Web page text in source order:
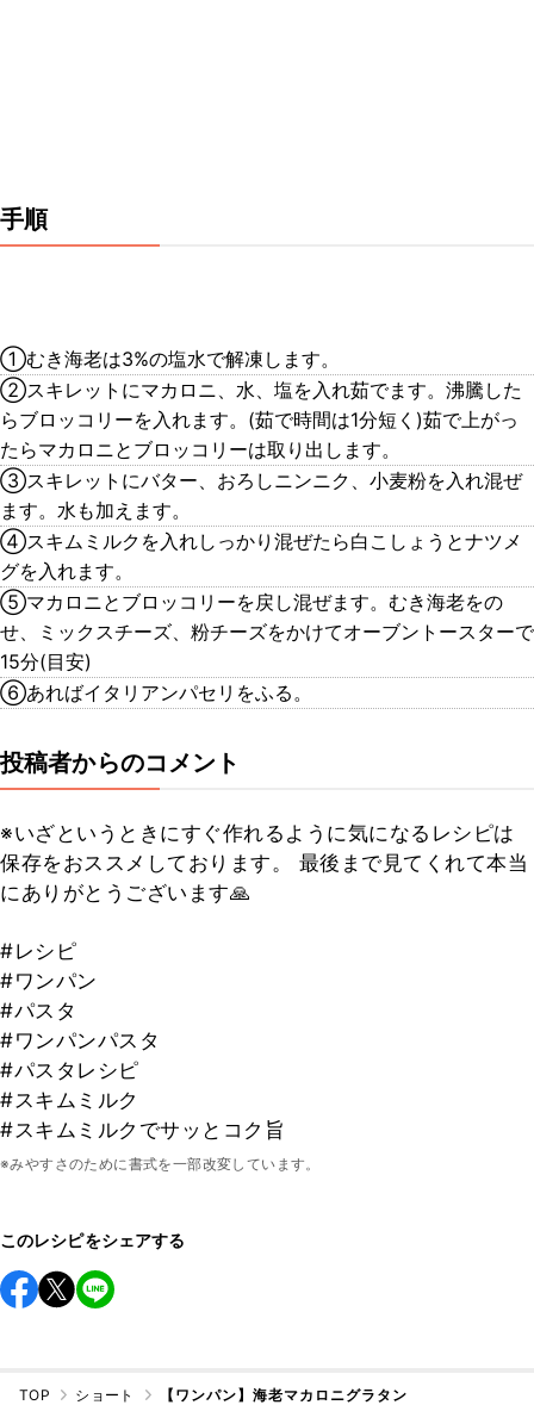
手順
①むき海老は3%の塩水で解凍します。
②スキレットにマカロニ、水、塩を入れ茹でます。沸騰した
らブロッコリーを入れます。(茹で時間は1分短く)茹で上がっ
たらマカロニとブロッコリーは取り出します。
③スキレットにバター、おろしニンニク、小麦粉を入れ混ぜ
ます。水も加えます。
④スキムミルクを入れしっかり混ぜたら白こしょうとナツメ
グを入れます。
⑤マカロニとブロッコリーを戻し混ぜます。むき海老をの
せ、ミックスチーズ、粉チーズをかけてオーブントースターで
15分(目安)
⑥あればイタリアンパセリをふる。
投稿者からのコメント
※いざというときにすぐ作れるように気になるレシピは
保存をおススメしております。 最後まで見てくれて本当
にありがとうございます🙏
#レシピ
#ワンパン
#パスタ
#ワンパンパスタ
#パスタレシピ
#スキムミルク
#スキムミルクでサッとコク旨
※みやすさのために書式を一部改変しています。
このレシピをシェアする
TOP ショート 【ワンパン】海老マカロニグラタン